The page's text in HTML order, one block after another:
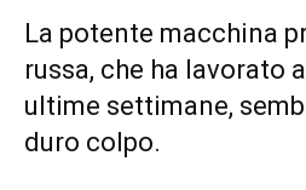
La potente macchina
russa, che ha lavorato
ultime settimane,
duro colpo.